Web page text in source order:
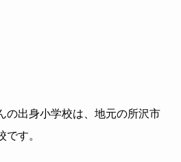
の出身小学校は、地元の所沢市
す。